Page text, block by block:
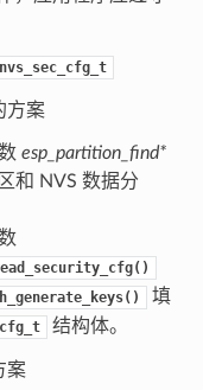
nvs_sec_cfg_t
方案
esp_partition_find*
和 NVS 数据分
填
结构体。
案